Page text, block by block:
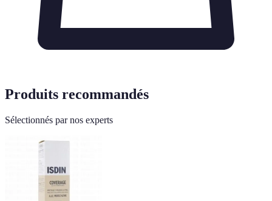
Produits recommandés
Sélectionnés par nos experts